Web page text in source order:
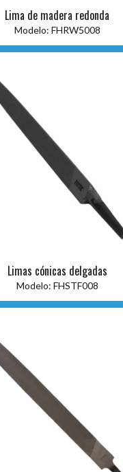
Lima de madera redonda
Modelo: FHRW5008
Limas cónicas delgadas
Modelo: FHSTF008